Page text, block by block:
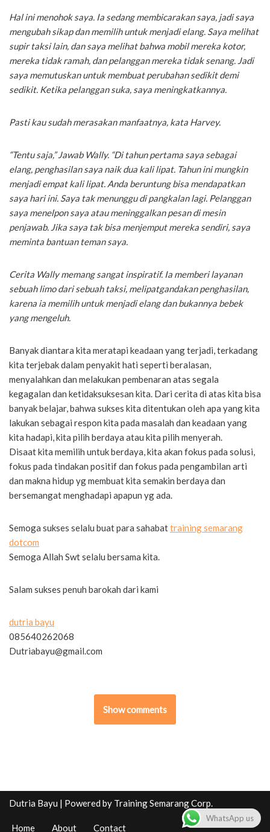
Hal ini menohok saya. Ia sedang membicarakan saya, jadi saya
mengubah sikap dan memilih untuk menjadi elang. Saya melihat
supir taksi lain, dan saya melihat bahwa mobil mereka kotor,
mereka tidak ramah, dan pelanggan mereka tidak senang. Jadi
saya memutuskan untuk membuat perubahan sedikit demi
sedikit. Ketika pelanggan suka, saya meningkatkannya.
Pasti kau sudah merasakan manfaatnya, kata Harvey.
“Tentu saja,” Jawab Wally. “Di tahun pertama saya sebagai
elang, penghasilan saya naik dua kali lipat. Tahun ini mungkin
menjadi empat kali lipat. Anda beruntung bisa mendapatkan
saya hari ini. Saya tak menunggu di pangkalan lagi. Pelanggan
saya menelpon saya atau meninggalkan pesan di mesin
penjawab. Jika saya tak bisa menjemput mereka sendiri, saya
meminta bantuan teman saya.
Cerita Wally memang sangat inspiratif. Ia memberi layanan
sebuah limo dari sebuah taksi, melipatgandakan penghasilan,
karena ia memilih untuk menjadi elang dan bukannya bebek
yang mengeluh.
Banyak diantara kita meratapi keadaan yang terjadi, terkadang
kita terjebak dalam penyakit hati seperti beralasan,
menyalahkan dan melakukan pembenaran atas segala
kegagalan dan ketidaksuksesan kita. Dari cerita di atas kita bisa
banyak belajar, bahwa sukses kita ditentukan oleh apa yang kita
lakukan sebagai respon kita pada masalah dan keadaan yang
kita hadapi, kita pilih berdaya atau kita pilih menyerah.
Disaat kita memilih untuk berdaya, kita akan fokus pada solusi,
fokus pada tindakan positif dan fokus pada pengambilan arti
dan makna hidup yg membuat kita semakin berdaya dan
bersemangat menghadapi apapun yg ada.
Semoga sukses selalu buat para sahabattraining semarang
dotcom
Semoga Allah Swt selalu bersama kita.
Salam sukses penuh barokah dari kami
dutria bayu
085640262068
Dutriabayu@gmail.com
Show comments
Dutria Bayu | Powered by Training Semarang Corp.
Home About Contact
WhatsApp us